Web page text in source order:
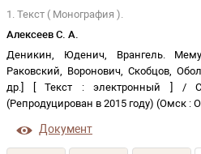
1. Текст ( Монография ).
Алексеев С. А.
Деникин, Юденич, Врангель.
Раковский, Воронович, Скобцов,
др.]
Текст :электронный /
(Репродуцирован в 2015 году) (Омск :
Документ